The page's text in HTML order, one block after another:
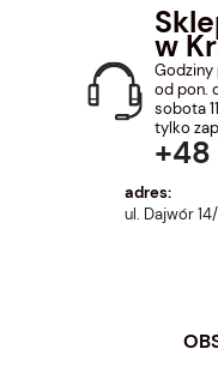
w
Godziny
od pon.
sobota
tylko
+48
adres:
ul. Dajwór